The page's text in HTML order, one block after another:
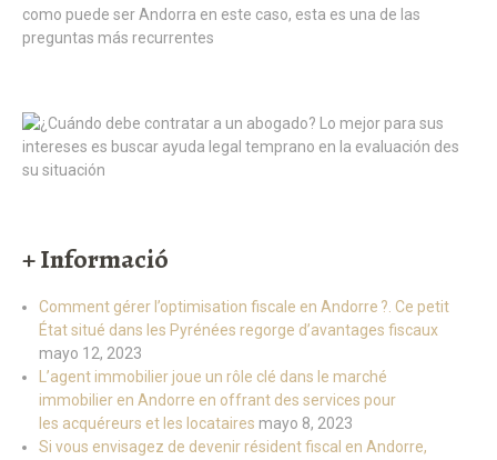
+ Informació
Comment gérer l’optimisation fiscale en Andorre ?. Ce petit
État situé dans les Pyrénées regorge d’avantages fiscaux
mayo 12, 2023
L’agent immobilier joue un rôle clé dans le marché
immobilier en Andorre en offrant des services pour
les acquéreurs et les locataires mayo 8, 2023
Si vous envisagez de devenir résident fiscal en Andorre,